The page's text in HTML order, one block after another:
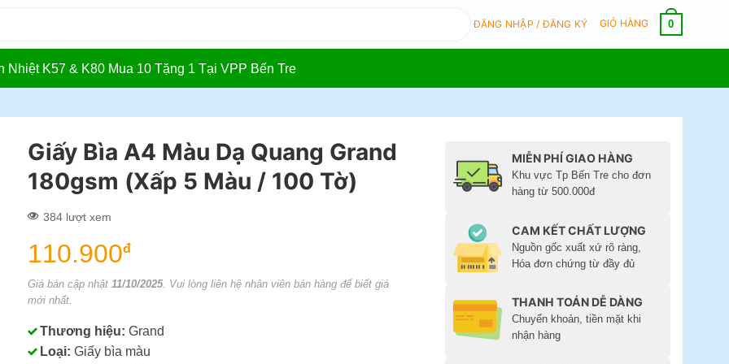
ĐĂNG NHẬP / ĐĂNG KÝ GIỎ HÀNG 0
Nhiệt K57 & K80 Mua 10 Tặng 1 Tại VPP Bến Tre
Giấy Bìa A4 Màu Dạ Quang Grand
180gsm (Xấp 5 Màu / 100 Tờ)
384 lượt xem
110.900đ
Giá bán cập nhật 11/10/2025. Vui lòng liên hệ nhân viên bán hàng để biết giá
mới nhất.
Thương hiệu: Grand
Loại: Giấy bìa màu
MIỄN PHÍ GIAO HÀNG
Khu vực Tp Bến Tre cho đơn
hàng từ 500.000đ
CAM KẾT CHẤT LƯỢNG
Nguồn gốc xuất xứ rõ ràng,
Hóa đơn chứng từ đầy đủ
THANH TOÁN DỄ DÀNG
Chuyển khoản, tiền mặt khi
nhận hàng